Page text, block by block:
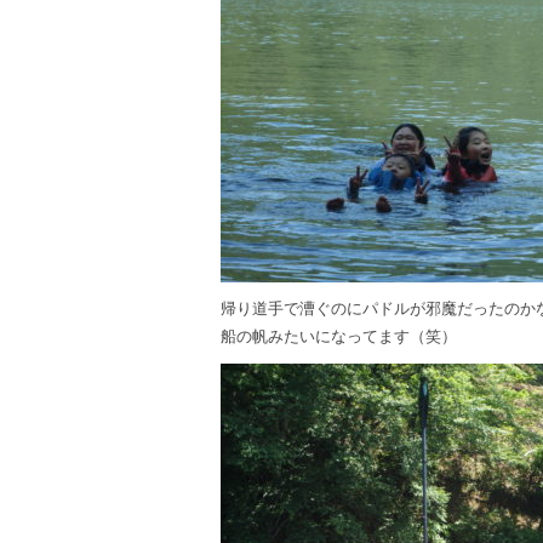
帰り道手で漕ぐのにパドルが邪魔だったのか
船の帆みたいになってます（笑）